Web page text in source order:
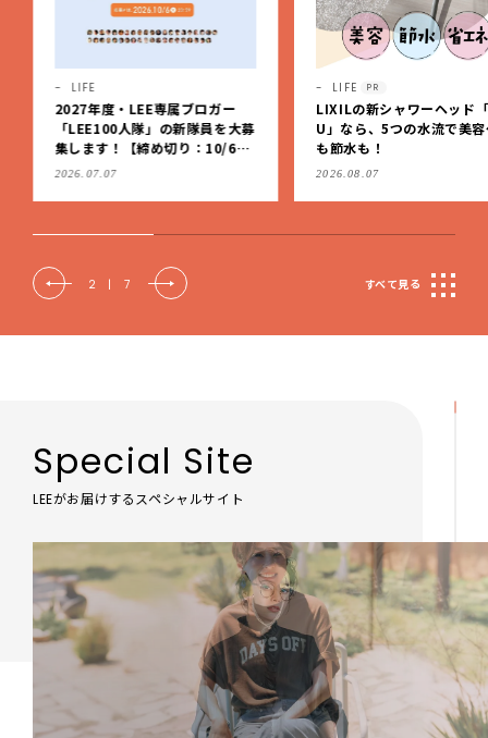
LIFE
2027年度・LEE専属ブロガー
「LEE100人隊」の新隊員を大募
集します！【締め切り：10/6
（火）】
2026.07.07
LIFE PR
LIXILの新シャワーヘッド
U」なら、5つの水流で美
も節水も！
2026.08.07
2 | 7 すべて見る
Special Site
LEEがお届けするスペシャルサイト